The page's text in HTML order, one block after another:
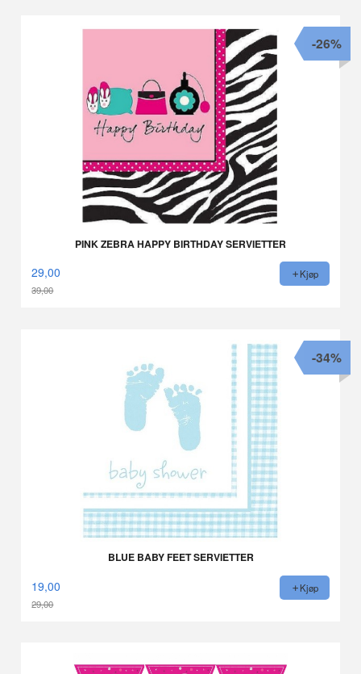
PINK ZEBRA HAPPY BIRTHDAY SERVIETTER
29,00
39,00
-26%
Kjøp
BLUE BABY FEET SERVIETTER
19,00
29,00
-34%
Kjøp